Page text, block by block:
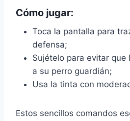
Cómo jugar:
Toca la pantalla para
defensa;
Sujételo para evitar que
a su perro guardián;
Usa la tinta con
Estos sencillos comandos